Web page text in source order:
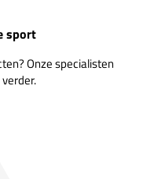
sport
Onze specialisten